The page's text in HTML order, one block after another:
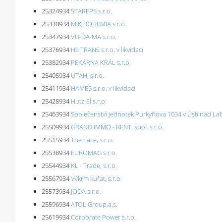
25324934STAREPS s.r.o.
25330934 MIK BOHEMIA s.r.o.
25347934VU-DA-MA s.r.o.
25376934 HS TRANS s.r.o. v likvidaci
25382934 PEKÁRNA KRÁL s.r.o.
25405934 UTAH, s.r.o.
25411934 HAMES s.r.o. v likvidaci
25428934 Hutz-El s.r.o.
25463934Společenství jednotek Purkyňova 1034 v Ústí nad
25509934GRAND IMMO - RENT, spol. s r.o.
25515934The Face, s.r.o.
25538934 EUROMAG s.r.o.
25544934 KL - Trade, s.r.o.
25567934Výkrm kuřat, s.r.o.
25573934 JODA s.r.o.
25596934ATOL Group,a.s.
25619934Corporate Power s.r.o.